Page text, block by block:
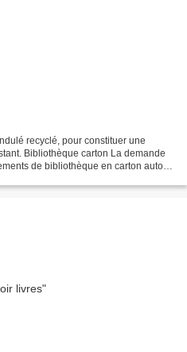
recyclé, pour constituer une
Bibliothèque carton La demande
de bibliothèque en carton autour